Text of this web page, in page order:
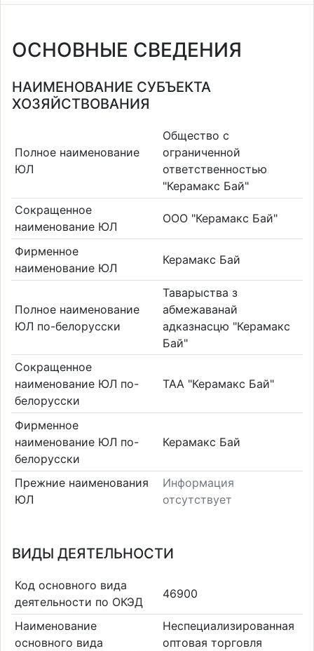
ОСНОВНЫЕ СВЕДЕНИЯ
НАИМЕНОВАНИЕ СУБЪЕКТА
ХОЗЯЙСТВОВАНИЯ
Полное наименование
ЮЛ
Общество с
ограниченной
ответственностью
"Керамакс Бай"
Сокращенное
наименование ЮЛ
ООО "Керамакс Бай"
Фирменное
наименование ЮЛ
Керамакс Бай
Полное наименование
ЮЛ по-белорусски
Таварыства з
абмежаванай
адказнасцю "Керамакс
Бай"
Сокращенное
наименование ЮЛ по-
белорусски
ТАА "Керамакс Бай"
Фирменное
наименование ЮЛ по-
белорусски
Керамакс Бай
Прежние наименования
ЮЛ
Информация
отсутствует
ВИДЫ ДЕЯТЕЛЬНОСТИ
Код основного вида
деятельности по ОКЭД
46900
Наименование
основного вида
Неспециализированная
оптовая торговля